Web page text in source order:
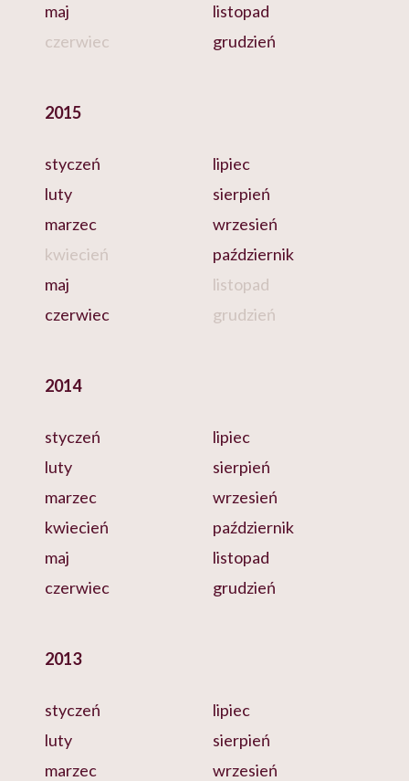
maj
czerwiec
listopad
grudzień
2015
styczeń
luty
marzec
kwiecień
maj
czerwiec
lipiec
sierpień
wrzesień
październik
listopad
grudzień
2014
styczeń
luty
marzec
kwiecień
maj
czerwiec
lipiec
sierpień
wrzesień
październik
listopad
grudzień
2013
styczeń
luty
marzec
lipiec
sierpień
wrzesień